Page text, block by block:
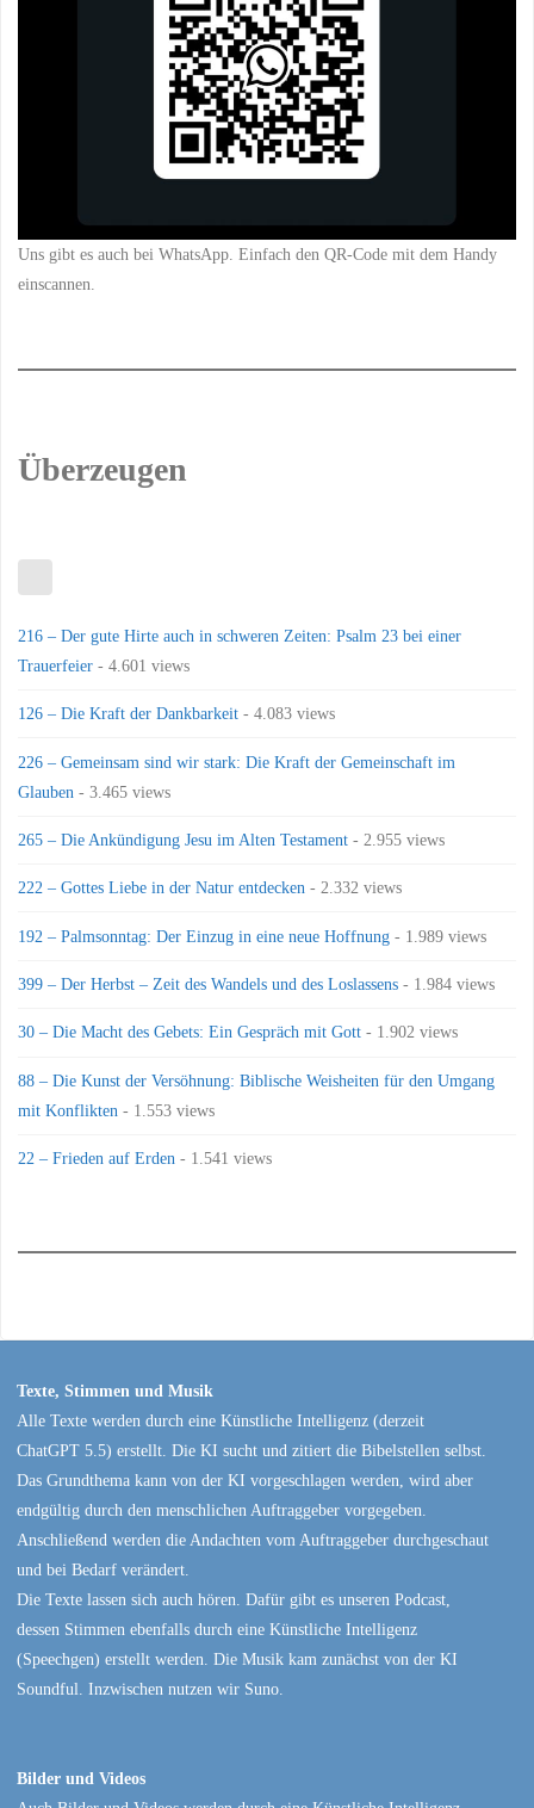
Uns gibt es auch bei WhatsApp. Einfach den QR-Code mit dem Handy
einscannen.
Überzeugen
216 – Der gute Hirte auch in schweren Zeiten: Psalm 23 bei einer
Trauerfeier - 4.601 views
126 – Die Kraft der Dankbarkeit - 4.083 views
226 – Gemeinsam sind wir stark: Die Kraft der Gemeinschaft im
Glauben - 3.465 views
265 – Die Ankündigung Jesu im Alten Testament - 2.955 views
222 – Gottes Liebe in der Natur entdecken - 2.332 views
192 – Palmsonntag: Der Einzug in eine neue Hoffnung - 1.989 views
399 – Der Herbst – Zeit des Wandels und des Loslassens - 1.984 views
30 – Die Macht des Gebets: Ein Gespräch mit Gott - 1.902 views
88 – Die Kunst der Versöhnung: Biblische Weisheiten für den Umgang
mit Konflikten - 1.553 views
22 – Frieden auf Erden - 1.541 views
Texte, Stimmen und Musik
Alle Texte werden durch eine Künstliche Intelligenz (derzeit
ChatGPT 5.5) erstellt. Die KI sucht und zitiert die Bibelstellen selbst.
Das Grundthema kann von der KI vorgeschlagen werden, wird aber
endgültig durch den menschlichen Auftraggeber vorgegeben.
Anschließend werden die Andachten vom Auftraggeber durchgeschaut
und bei Bedarf verändert.
Die Texte lassen sich auch hören. Dafür gibt es unseren Podcast,
dessen Stimmen ebenfalls durch eine Künstliche Intelligenz
(Speechgen) erstellt werden. Die Musik kam zunächst von der KI
Soundful. Inzwischen nutzen wir Suno.
Bilder und Videos